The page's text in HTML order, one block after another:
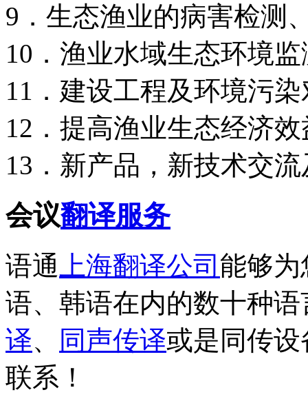
9．生态渔业的病害检测
10．渔业水域生态环境
11．建设工程及环境污
12．提高渔业生态经济
13．新产品，新技术交
会议翻译服务
语通 上海翻译公司 能够
语、韩语在内的数十种语
译、 同声传译或是同传
联系！